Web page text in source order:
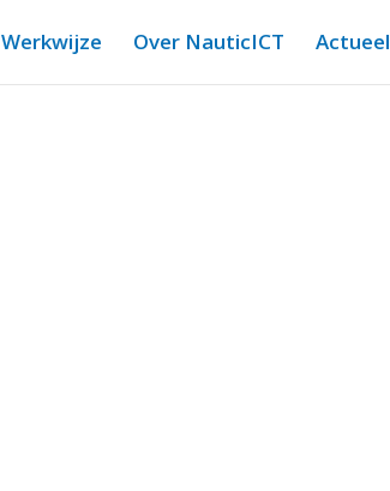
Werkwijze Over NauticICT Actueel